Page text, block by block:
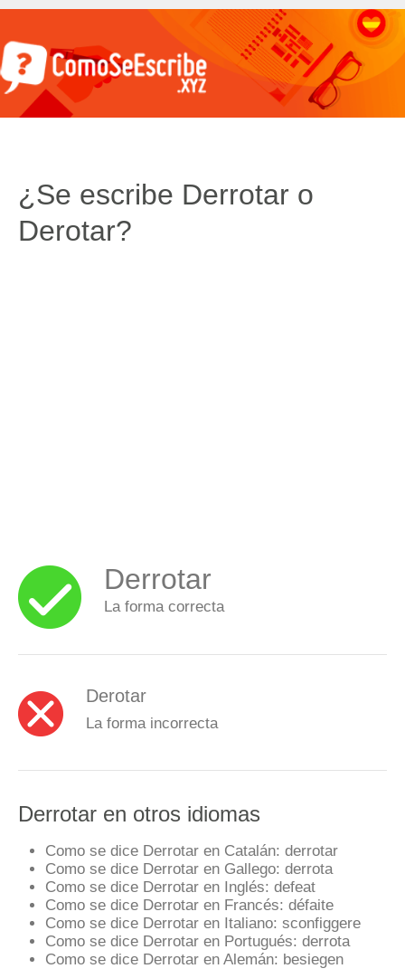
¿Se escribe Derrotar o
Derotar?
Derrotar
La forma correcta
Derotar
La forma incorrecta
Derrotar en otros idiomas
Como se dice Derrotar en Catalán: derrotar
Como se dice Derrotar en Gallego: derrota
Como se dice Derrotar en Inglés: defeat
Como se dice Derrotar en Francés: défaite
Como se dice Derrotar en Italiano: sconfiggere
Como se dice Derrotar en Portugués: derrota
Como se dice Derrotar en Alemán: besiegen